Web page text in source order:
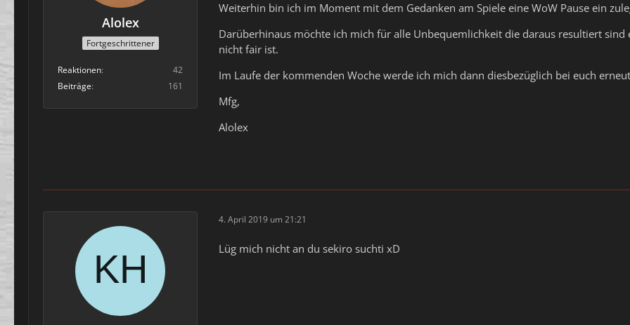
Alolex
Fortgeschrittener
Reaktionen
42
Beiträge
161
Weiterhin bin ich im Moment mit dem Gedanken am Spiele eine WoW Pause ein
Darüberhinaus möchte ich mich für alle Unbequemlichkeit die daraus resultiert sind
nicht fair ist.
Im Laufe der kommenden Woche werde ich mich dann diesbezüglich bei euch
Mfg,
Alolex
4. April 2019 um 21:21
Lüg mich nicht an du sekiro suchti xD